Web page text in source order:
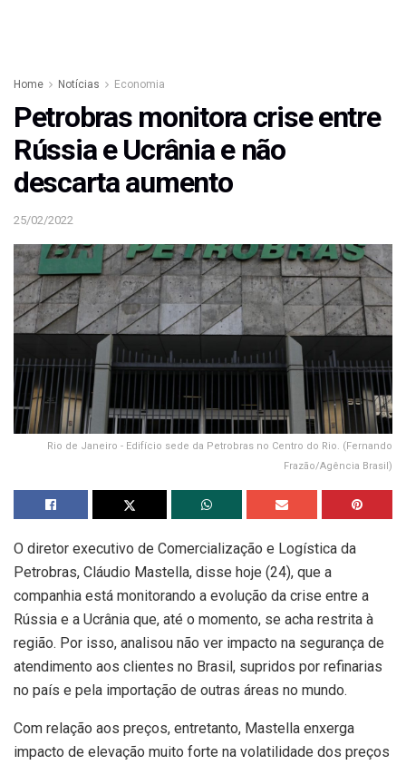
Home Notícias Economia
Petrobras monitora crise entre
Rússia e Ucrânia e não
descarta aumento
25/02/2022
Rio de Janeiro - Edifício sede da Petrobras no Centro do Rio. (Fernando
Frazão/Agência Brasil)
O diretor executivo de Comercialização e Logística da
Petrobras, Cláudio Mastella, disse hoje (24), que a
companhia está monitorando a evolução da crise entre a
Rússia e a Ucrânia que, até o momento, se acha restrita à
região. Por isso, analisou não ver impacto na segurança de
atendimento aos clientes no Brasil, supridos por refinarias
no país e pela importação de outras áreas no mundo.
Com relação aos preços, entretanto, Mastella enxerga
impacto de elevação muito forte na volatilidade dos preços